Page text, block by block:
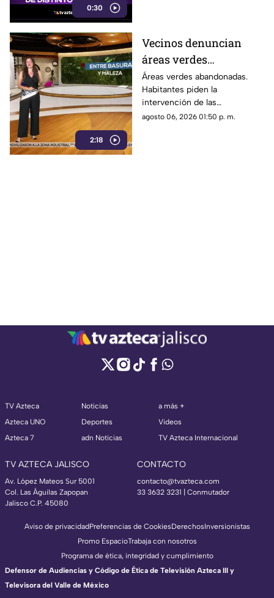
0:30
2:18
Vecinos denuncian
áreas verdes
abandonadas y llenas
de basura
Áreas verdes abandonadas.
Habitantes piden la
intervención de las
autoridades para limpiar y
agosto 06, 2026 01:50 p. m.
TV Azteca
Azteca UNO
Azteca 7
Noticias
Deportes
adn Noticias
a más +
Videos
TV Azteca Internacional
TV AZTECA JALISCO
Av. López Mateos Sur 5001
Col. Las Águilas Zapopan
Jalisco C.P. 45080
CONTACTO
contacto@tvazteca.com
33 3632 3231 | Conmutador
Aviso de privacidadPreferencias de CookiesDerechosInversionistas
Promo EspacioTrabaja con nosotros
Programa de ética, integridad y cumplimiento
Defensor de Audiencias y Código de Ética de Televisión Azteca III y
Televisora del Valle de México